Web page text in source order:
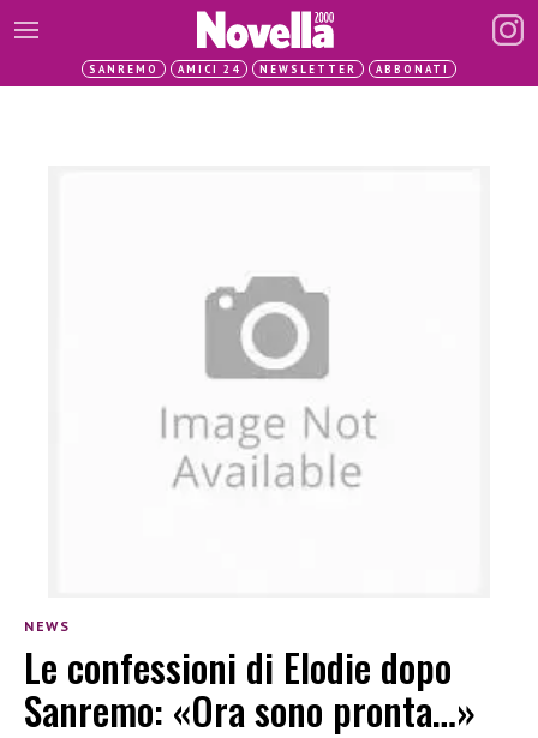
SANREMO AMICI 24 NEWSLETTER ABBONATI
NEWS
Le confessioni di Elodie dopo
Sanremo: «Ora sono pronta…»